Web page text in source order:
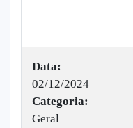
Data:
02/12/2024
Categoria:
Geral